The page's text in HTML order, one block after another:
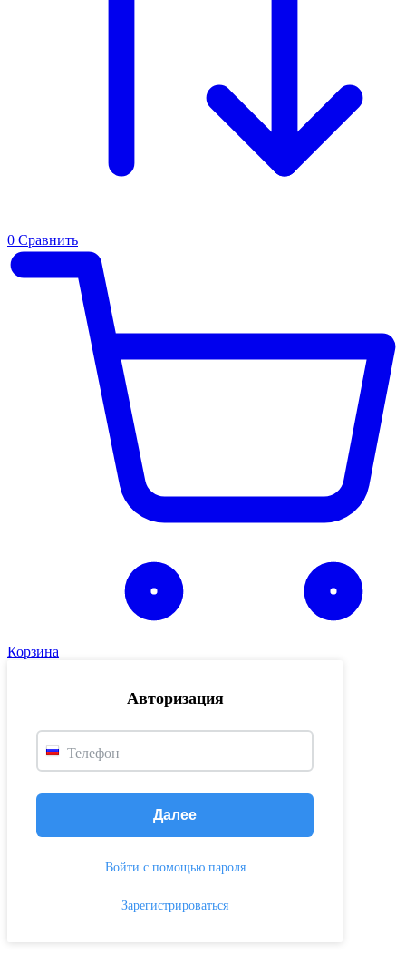
0 Сравнить
Корзина
Авторизация
Телефон
Далее
Войти с помощью пароля
Зарегистрироваться